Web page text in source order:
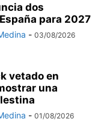
dos
para 2027
- 03/08/2026
vetado en
una
- 01/08/2026